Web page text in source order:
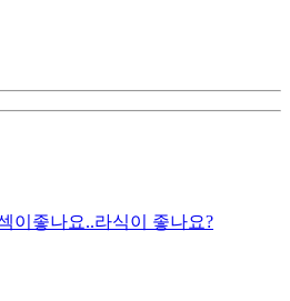
이좋나요..라식이 좋나요?